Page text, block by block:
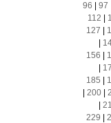
96
97
112
127
156
185
200|
229